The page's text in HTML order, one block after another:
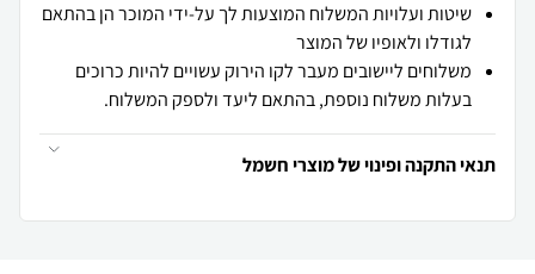
שיטות ועלויות המשלוח המוצעות לך על-ידי המוכר הן בהתאם
לגודלו ולאופיו של המוצר
משלוחים ליישובים מעבר לקו הירוק עשויים להיות כרוכים
בעלות משלוח נוספת, בהתאם ליעד ולספק המשלוח.
תנאי התקנה ופינוי של מוצרי חשמל